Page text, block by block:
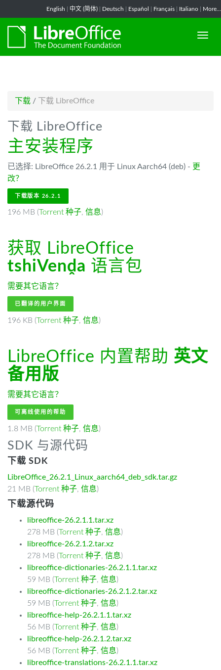
English 中文 (简体) Deutsch Español Français Italiano More...
下载 / 下载 LibreOffice
下载 LibreOffice
主安装程序
已选择: LibreOffice 26.2.1 用于 Linux Aarch64 (deb) - 更
改？
下载版本 26.2.1
196 MB (Torrent 种子, 信息)
获取 LibreOffice
tshiVenḓa 语言包
需要其它语言？
已翻译的用户界面
196 KB (Torrent 种子, 信息)
LibreOffice 内置帮助 英文
备用版
需要其它语言？
可离线使用的帮助
1.8 MB (Torrent 种子, 信息)
SDK 与源代码
下载 SDK
LibreOffice_26.2.1_Linux_aarch64_deb_sdk.tar.gz
21 MB (Torrent 种子, 信息)
下载源代码
libreoffice-26.2.1.1.tar.xz
278 MB (Torrent 种子, 信息)
libreoffice-26.2.1.2.tar.xz
278 MB (Torrent 种子, 信息)
libreoffice-dictionaries-26.2.1.1.tar.xz
59 MB (Torrent 种子, 信息)
libreoffice-dictionaries-26.2.1.2.tar.xz
59 MB (Torrent 种子, 信息)
libreoffice-help-26.2.1.1.tar.xz
56 MB (Torrent 种子, 信息)
libreoffice-help-26.2.1.2.tar.xz
56 MB (Torrent 种子, 信息)
libreoffice-translations-26.2.1.1.tar.xz